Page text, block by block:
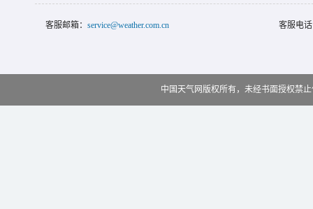
客服邮箱： service@weather.com.cn 客服电
中国天气网版权所有，未经书面授权